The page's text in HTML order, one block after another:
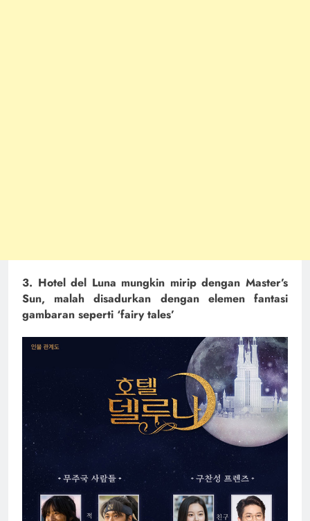
3. Hotel del Luna mungkin mirip dengan Master’s
Sun, malah disadurkan dengan elemen fantasi
gambaran seperti ‘fairy tales’